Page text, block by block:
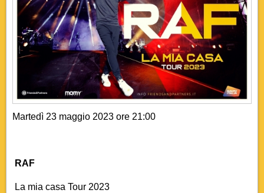
Martedì 23 maggio 2023 ore 21:00
RAF
La mia casa Tour 2023